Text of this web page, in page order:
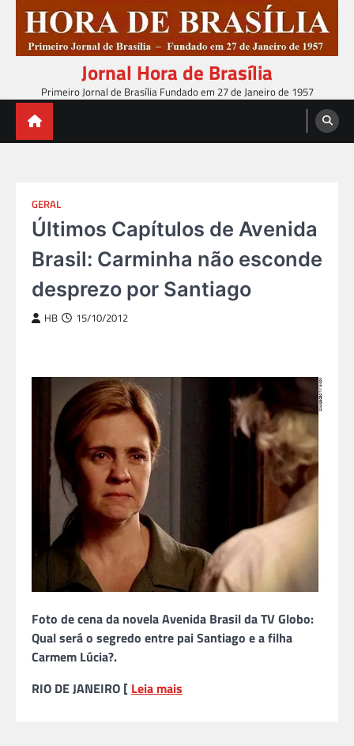
content
Jornal Hora de Brasília
Primeiro Jornal de Brasília Fundado em 27 de Janeiro de 1957
GERAL
Últimos Capítulos de Avenida
Brasil: Carminha não esconde
desprezo por Santiago
HB 15/10/2012
Foto de cena da novela Avenida Brasil da TV Globo:
Qual será o segredo entre pai Santiago e a filha
Carmem Lúcia?.
RIO DE JANEIRO [ Leia mais